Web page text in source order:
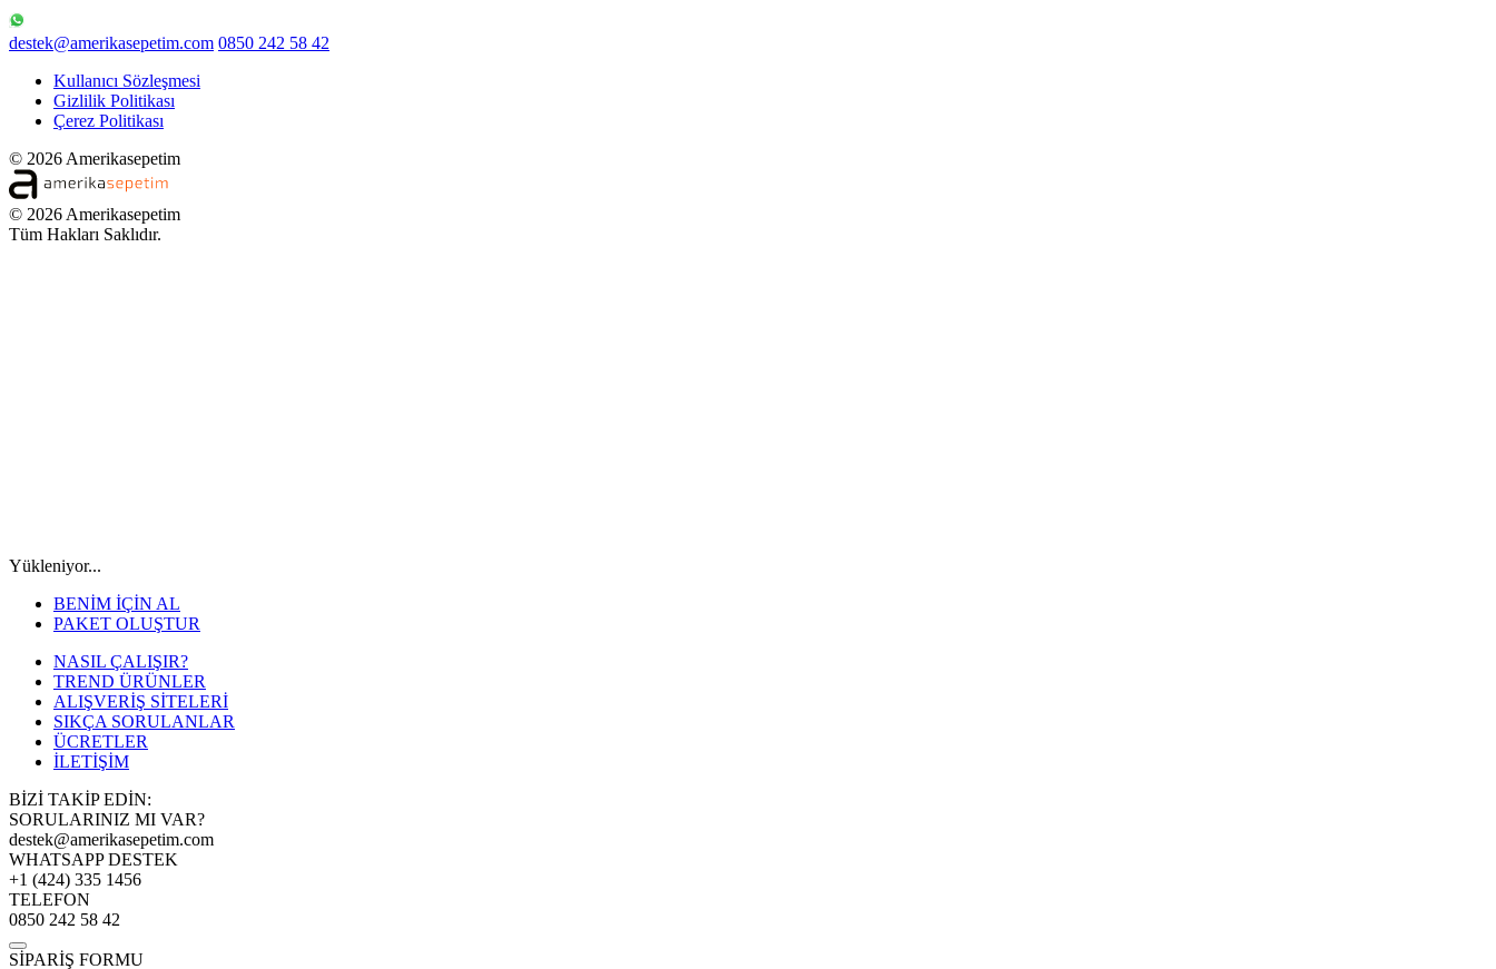
destek@amerikasepetim.com 0850 242 58 42
Kullanıcı Sözleşmesi
Gizlilik Politikası
Çerez Politikası
© 2026 Amerikasepetim
© 2026 Amerikasepetim
Tüm Hakları Saklıdır.
Yükleniyor...
BENİM İÇİN AL
PAKET OLUŞTUR
NASIL ÇALIŞIR?
TREND ÜRÜNLER
ALIŞVERİŞ SİTELERİ
SIKÇA SORULANLAR
ÜCRETLER
İLETİŞİM
BİZİ TAKİP EDİN:
SORULARINIZ MI VAR?
destek@amerikasepetim.com
WHATSAPP DESTEK
+1 (424) 335 1456
TELEFON
0850 242 58 42
SİPARİŞ FORMU